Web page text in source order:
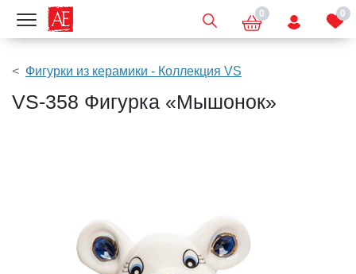
Показать меню 0 0
Фигурки из керамики - Коллекция VS
VS-358 Фигурка «Мышонок»